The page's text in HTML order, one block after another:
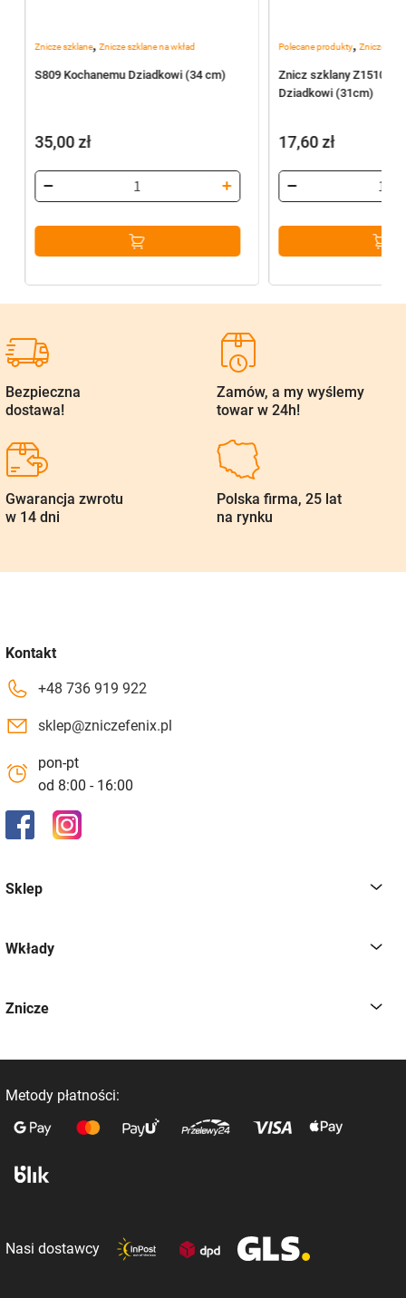
Znicze szklane, Znicze szklane na wkład
S809 Kochanemu Dziadkowi (34 cm)
35,00zł
Polecane produkty,Znicze
Znicz szklany Z1510
Dziadkowi (31cm)
17,60zł
Bezpieczna
dostawa!
Zamów, a my wyślemy
towar w 24h!
Gwarancja zwrotu
w 14 dni
Polska firma, 25 lat
na rynku
Kontakt
+48 736 919 922
sklep@zniczefenix.pl
pon-pt
od 8:00 - 16:00
Sklep
Wkłady
Znicze
Metody płatności:
Nasi dostawcy